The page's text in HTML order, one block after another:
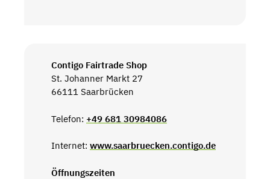
Contigo Fairtrade Shop
St. Johanner Markt 27
66111 Saarbrücken
Telefon: +49 681 30984086
Internet: www.saarbruecken.contigo.de
Öffnungszeiten